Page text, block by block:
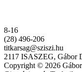
8-16
(28) 496-206
titkarsag@sziszi.hu
2117 ISASZEG, Gábor
Copyright © 2026